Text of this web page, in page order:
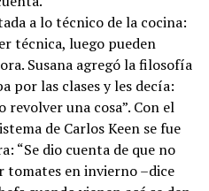
a lo técnico de la cocina:
técnica, luego pueden
Susana agregó la filosofía
por las clases y les decía:
revolver una cosa”. Con el
de Carlos Keen se fue
“Se dio cuenta de que no
tomates en invierno –dice